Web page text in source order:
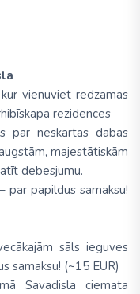
vienuviet redzamas
rezidences
par neskartas dabas
majestātiskām
debesjumu.
par papildus samaksu!
sāls ieguves
samaksu! (~15 EUR)
Savadisla ciemata